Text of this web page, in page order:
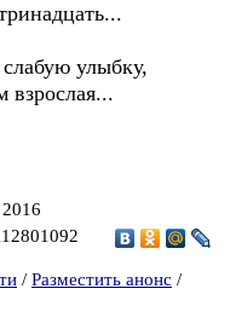
улыбку,
взрослая...
2016
/ Разместить анонс /